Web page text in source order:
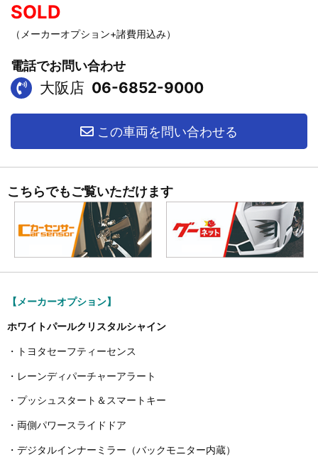
SOLD
（メーカーオプション+諸費用込み）
電話でお問い合わせ
大阪店 06-6852-9000
この車両を問い合わせる
こちらでもご覧いただけます
【メーカーオプション】
ホワイトパールクリスタルシャイン
・トヨタセーフティーセンス
・レーンディパーチャーアラート
・プッシュスタート＆スマートキー
・両側パワースライドドア
・デジタルインナーミラー（バックモニター内蔵）